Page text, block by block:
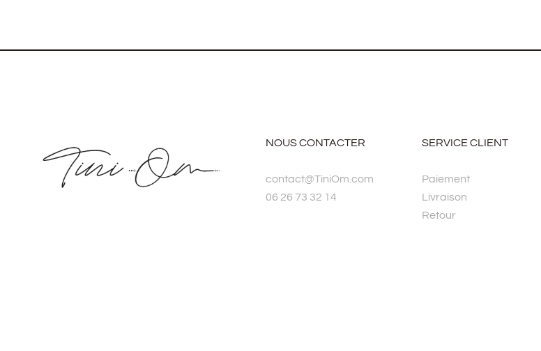
NOUS CONTACTER
contact@TiniOm.com
06 26 73 32 14
SERVICE CLIENT
Paiement
Livraison
Retour